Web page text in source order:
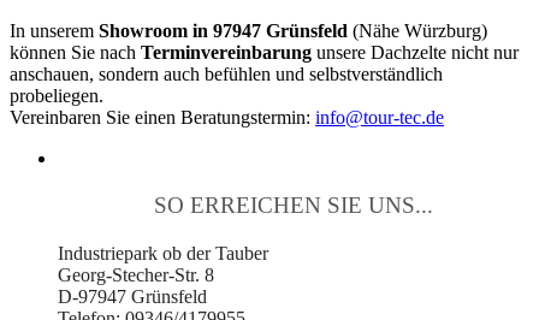
In unserem Showroom in 97947 Grünsfeld (Nähe Würzburg)
können Sie nach Terminvereinbarung unsere Dachzelte nicht nur
anschauen, sondern auch befühlen und selbstverständlich
probeliegen.
Vereinbaren Sie einen Beratungstermin: info@tour-tec.de
SO ERREICHEN SIE UNS...
Industriepark ob der Tauber
Georg-Stecher-Str. 8
D-97947 Grünsfeld